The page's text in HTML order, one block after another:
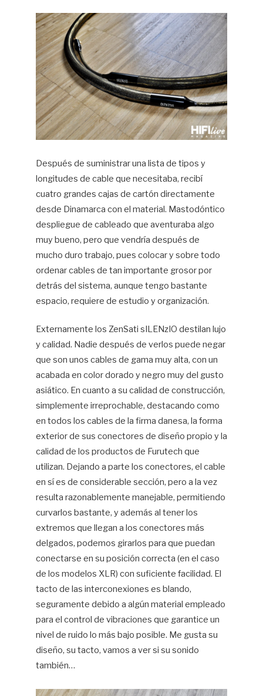
Después de suministrar una lista de tipos y
longitudes de cable que necesitaba, recibí
cuatro grandes cajas de cartón directamente
desde Dinamarca con el material. Mastodóntico
despliegue de cableado que aventuraba algo
muy bueno, pero que vendría después de
mucho duro trabajo, pues colocar y sobre todo
ordenar cables de tan importante grosor por
detrás del sistema, aunque tengo bastante
espacio, requiere de estudio y organización.
Externamente los ZenSati sILENzIO destilan lujo
y calidad. Nadie después de verlos puede negar
que son unos cables de gama muy alta, con un
acabada en color dorado y negro muy del gusto
asiático. En cuanto a su calidad de construcción,
simplemente irreprochable, destacando como
en todos los cables de la firma danesa, la forma
exterior de sus conectores de diseño propio y la
calidad de los productos de Furutech que
utilizan. Dejando a parte los conectores, el cable
en sí es de considerable sección, pero a la vez
resulta razonablemente manejable, permitiendo
curvarlos bastante, y además al tener los
extremos que llegan a los conectores más
delgados, podemos girarlos para que puedan
conectarse en su posición correcta (en el caso
de los modelos XLR) con suficiente facilidad. El
tacto de las interconexiones es blando,
seguramente debido a algún material empleado
para el control de vibraciones que garantice un
nivel de ruido lo más bajo posible. Me gusta su
diseño, su tacto, vamos a ver si su sonido
también…